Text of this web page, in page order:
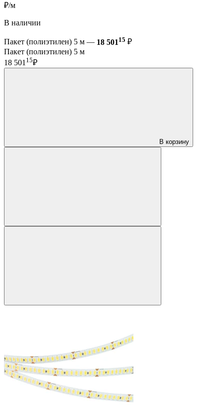
₽/м
В наличии
Пакет (полиэтилен) 5 м — 18 501 15 ₽
Пакет (полиэтилен) 5 м
18 501 15₽
В корзину